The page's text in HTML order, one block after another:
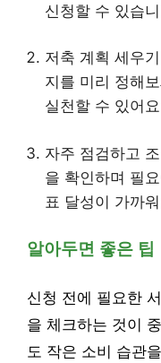
신청할 수 있습
저축 계획 세우
지를 미리 정해
실천할 수 있어
자주 점검하고
을 확인하며 필
표 달성이 가까
알아두면 좋은 팁
신청 전에 필요한
을 체크하는 것이
도 작은 소비 습관